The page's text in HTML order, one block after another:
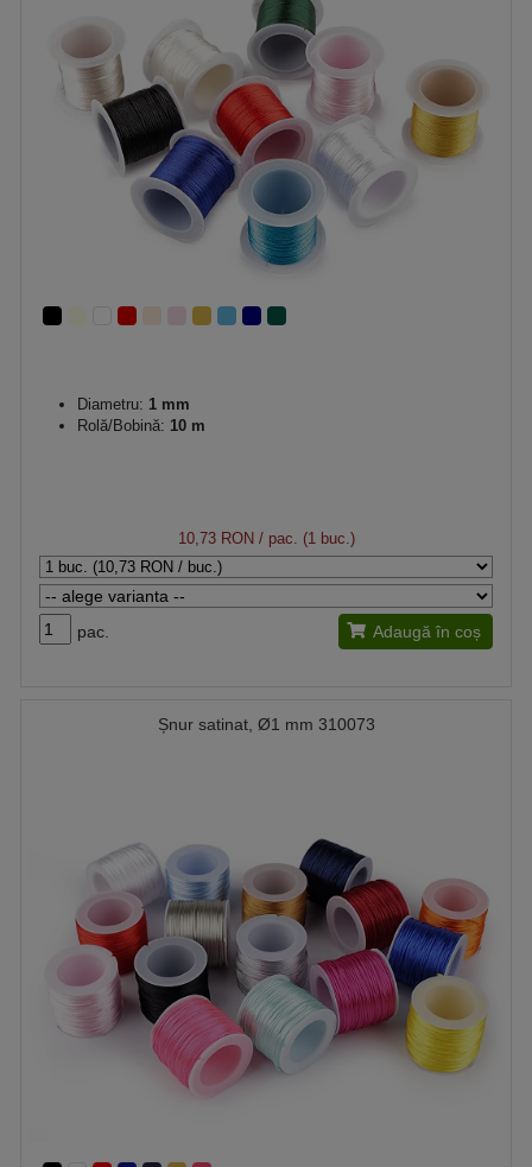
Diametru: 1 mm
Rolă/Bobină: 10 m
10,73 RON/ pac. (1 buc.)
pac. Adaugă în coș
Șnur satinat, Ø1 mm 310073